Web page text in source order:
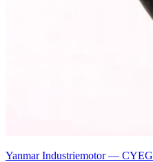
Yanmar Industriemotor — CYEG